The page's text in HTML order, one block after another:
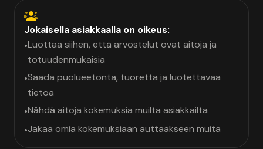
Jokaisella asiakkaalla on oikeus:
•Luottaa siihen, että arvostelut ovat aitoja ja
totuudenmukaisia
•Saada puolueetonta, tuoretta ja luotettavaa
tietoa
•Nähdä aitoja kokemuksia muilta asiakkailta
•Jakaa omia kokemuksiaan auttaakseen muita